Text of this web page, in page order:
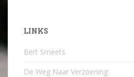
LINKS
Bert Smeets
De Weg Naar Verzoening